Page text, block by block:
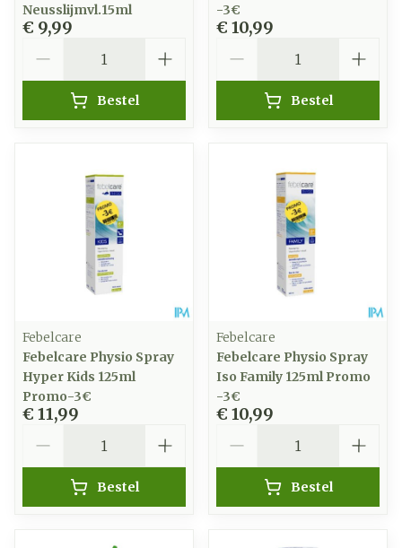
Neusslijmvl.15ml
€ 9,99
Bestel
-3€
€ 10,99
Bestel
Febelcare
Febelcare Physio Spray
Hyper Kids 125ml
Promo-3€
€ 11,99
Bestel
Febelcare
Febelcare Physio Spray
Iso Family 125ml Promo
-3€
€ 10,99
Bestel